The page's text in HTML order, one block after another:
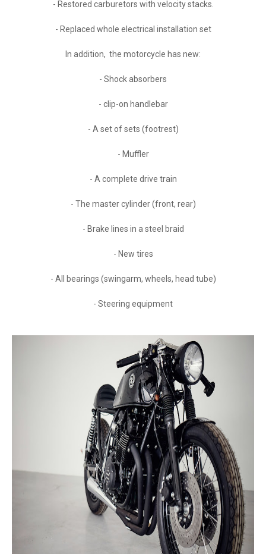
- Restored carburetors with velocity stacks.
- Replaced whole electrical installation set
In addition, the motorcycle has new:
- Shock absorbers
- clip-on handlebar
- A set of sets (footrest)
- Muffler
- A complete drive train
- The master cylinder (front, rear)
- Brake lines in a steel braid
- New tires
- All bearings (swingarm, wheels, head tube)
- Steering equipment